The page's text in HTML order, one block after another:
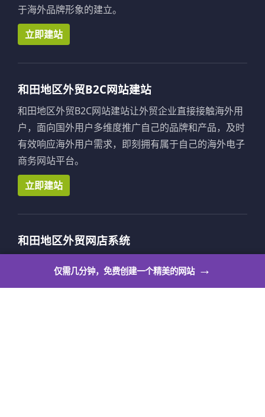
仅需几分钟，免费创建一个精美的网站→
于海外品牌形象的建立。
立即建站
和田地区外贸B2C网站建站
和田地区外贸B2C网站建站让外贸企业直接接触海外用
户，面向国外用户多维度推广自己的品牌和产品，及时
有效响应海外用户需求，即刻拥有属于自己的海外电子
商务网站平台。
立即建站
和田地区外贸网店系统
示平台，满足个人站长作品展示、活动公告、邀请函、